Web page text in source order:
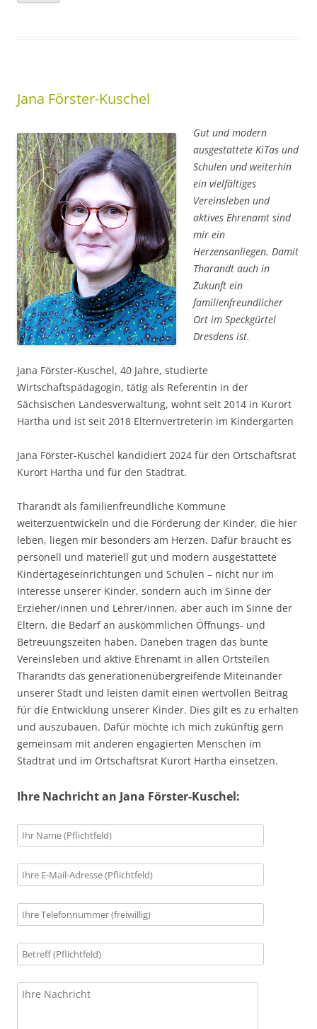
Jana Förster-Kuschel
Gut und modern
ausgestattete KiTas und
Schulen und weiterhin
ein vielfältiges
Vereinsleben und
aktives Ehrenamt sind
mir ein
Herzensanliegen. Damit
Tharandt auch in
Zukunft ein
familienfreundlicher
Ort im Speckgürtel
Dresdens ist.
Jana Förster-Kuschel, 40 Jahre, studierte
Wirtschaftspädagogin, tätig als Referentin in der
Sächsischen Landesverwaltung, wohnt seit 2014 in Kurort
Hartha und ist seit 2018 Elternvertreterin im Kindergarten
Jana Förster-Kuschel kandidiert 2024 für den Ortschaftsrat
Kurort Hartha und für den Stadtrat.
Tharandt als familienfreundliche Kommune
weiterzuentwickeln und die Förderung der Kinder, die hier
leben, liegen mir besonders am Herzen. Dafür braucht es
personell und materiell gut und modern ausgestattete
Kindertageseinrichtungen und Schulen – nicht nur im
Interesse unserer Kinder, sondern auch im Sinne der
Erzieher/innen und Lehrer/innen, aber auch im Sinne der
Eltern, die Bedarf an auskömmlichen Öffnungs- und
Betreuungszeiten haben. Daneben tragen das bunte
Vereinsleben und aktive Ehrenamt in allen Ortsteilen
Tharandts das generationenübergreifende Miteinander
unserer Stadt und leisten damit einen wertvollen Beitrag
für die Entwicklung unserer Kinder. Dies gilt es zu erhalten
und auszubauen. Dafür möchte ich mich zukünftig gern
gemeinsam mit anderen engagierten Menschen im
Stadtrat und im Ortschaftsrat Kurort Hartha einsetzen.
Ihre Nachricht an Jana Förster-Kuschel: